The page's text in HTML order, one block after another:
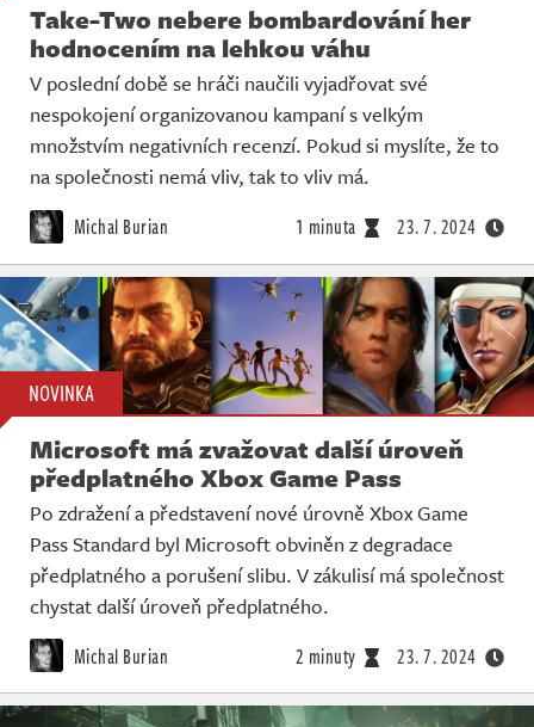
Take-Two nebere bombardování her
hodnocením na lehkou váhu
V poslední době se hráči naučili vyjadřovat své
nespokojení organizovanou kampaní s velkým
množstvím negativních recenzí. Pokud si myslíte, že to
na společnosti nemá vliv, tak to vliv má.
Michal Burian 1 minuta 23. 7. 2024
NOVINKA
Microsoft má zvažovat další úroveň
předplatného Xbox Game Pass
Po zdražení a představení nové úrovně Xbox Game
Pass Standard byl Microsoft obviněn z degradace
předplatného a porušení slibu. V zákulisí má společnost
chystat další úroveň předplatného.
Michal Burian 2 minuty 23. 7. 2024